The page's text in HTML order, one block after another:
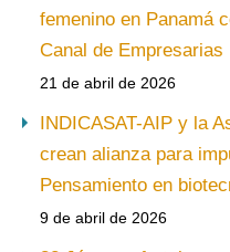
femenino en Panamá
Canal de Empresarias
21 de abril de 2026
INDICASAT-AIP y la
crean alianza para
Pensamiento en
9 de abril de 2026